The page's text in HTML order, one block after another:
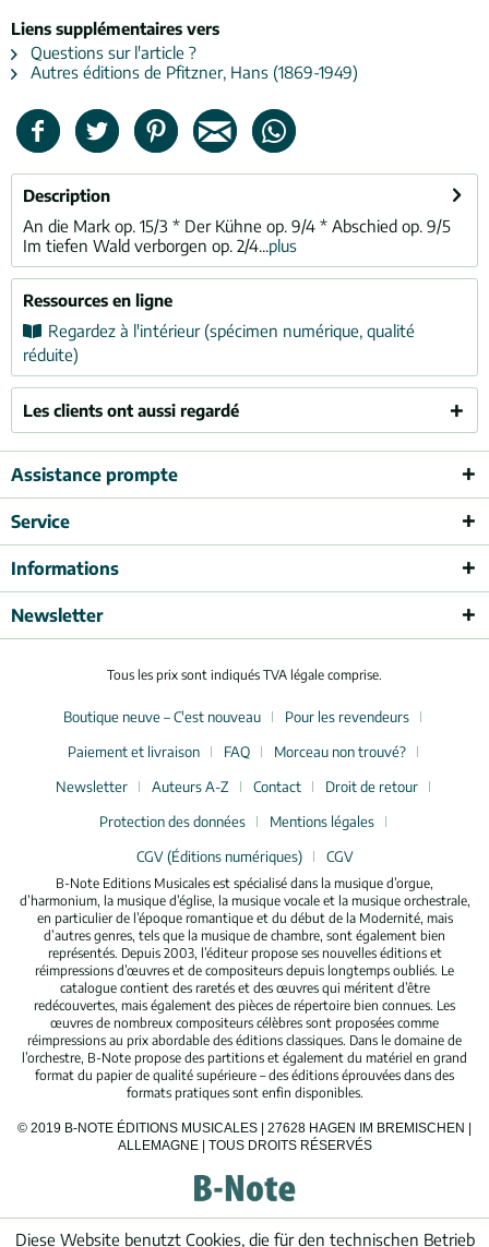
Liens supplémentaires vers
Questions sur l'article ?
Autres éditions de Pfitzner, Hans (1869-1949)
Description
An die Mark op. 15/3 * Der Kühne op. 9/4 * Abschied op. 9/5
Im tiefen Wald verborgen op. 2/4...plus
Ressources en ligne
Regardez à l'intérieur (spécimen numérique, qualité
réduite)
Les clients ont aussi regardé
Assistance prompte
Service
Informations
Newsletter
Tous les prix sont indiqués TVA légale comprise.
Boutique neuve – C'est nouveau
Pour les revendeurs
Paiement et livraison
FAQ
Morceau non trouvé?
Newsletter
Auteurs A-Z Contact
Droit de retour
Protection des données
Mentions légales
CGV (Éditions numériques)
CGV
B-Note Editions Musicales est spécialisé dans la musique d’orgue,
d’harmonium, la musique d’église, la musique vocale et la musique orchestrale,
en particulier de l’époque romantique et du début de la Modernité, mais
d’autres genres, tels que la musique de chambre, sont également bien
représentés. Depuis 2003, l’éditeur propose ses nouvelles éditions et
réimpressions d’œuvres et de compositeurs depuis longtemps oubliés. Le
catalogue contient des raretés et des œuvres qui méritent d’être
redécouvertes, mais également des pièces de répertoire bien connues. Les
œuvres de nombreux compositeurs célèbres sont proposées comme
réimpressions au prix abordable des éditions classiques. Dans le domaine de
l’orchestre, B-Note propose des partitions et également du matériel en grand
format du papier de qualité supérieure – des éditions éprouvées dans des
formats pratiques sont enfin disponibles.
© 2019 B-NOTE ÉDITIONS MUSICALES | 27628 HAGEN IM BREMISCHEN |
ALLEMAGNE | TOUS DROITS RÉSERVÉS
Diese Website benutzt Cookies, die für den technischen Betrieb